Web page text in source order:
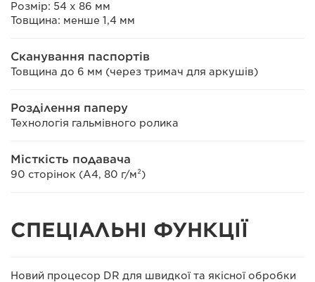
Розмір: 54 x 86 мм
Товщина: менше 1,4 мм
Сканування паспортів
Товщина до 6 мм (через тримач для аркушів)
Розділення паперу
Технологія гальмівного ролика
Місткість подавача
90 сторінок (A4, 80 г/м²)
СПЕЦІАЛЬНІ ФУНКЦІЇ
Новий процесор DR для швидкої та якісної обробки